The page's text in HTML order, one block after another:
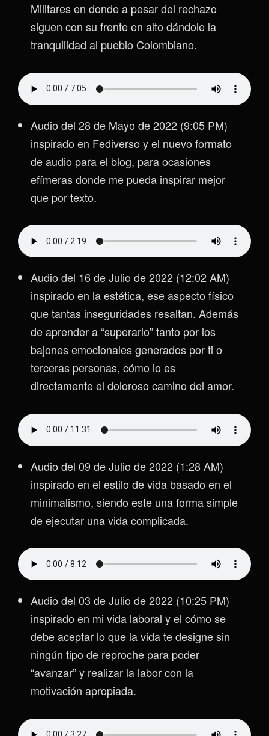
Militares en donde a pesar del rechazo
siguen con su frente en alto dándole la
tranquilidad al pueblo Colombiano.
Audio del 28 de Mayo de 2022 (9:05 PM)
inspirado en Fediverso y el nuevo formato
de audio para el blog, para ocasiones
efímeras donde me pueda inspirar mejor
que por texto.
Audio del 16 de Julio de 2022 (12:02 AM)
inspirado en la estética, ese aspecto físico
que tantas inseguridades resaltan. Además
de aprender a “superarlo” tanto por los
bajones emocionales generados por ti o
terceras personas, cómo lo es
directamente el doloroso camino del amor.
Audio del 09 de Julio de 2022 (1:28 AM)
inspirado en el estilo de vida basado en el
minimalismo, siendo este una forma simple
de ejecutar una vida complicada.
Audio del 03 de Julio de 2022 (10:25 PM)
inspirado en mi vida laboral y el cómo se
debe aceptar lo que la vida te designe sin
ningún tipo de reproche para poder
“avanzar” y realizar la labor con la
motivación apropiada.